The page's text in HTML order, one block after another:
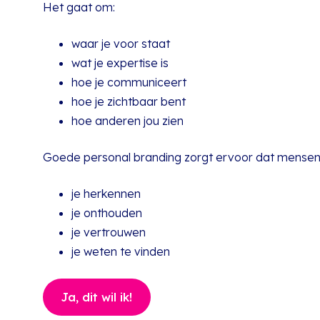
Het gaat om:
waar je voor staat
wat je expertise is
hoe je communiceert
hoe je zichtbaar bent
hoe anderen jou zien
Goede personal branding zorgt ervoor dat
je herkennen
je onthouden
je vertrouwen
je weten te vinden
Ja, dit wil ik!